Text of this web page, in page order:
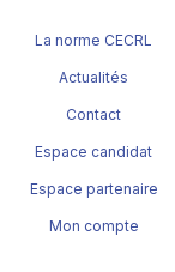
La norme CECRL
Actualités
Contact
Espace candidat
Espace partenaire
Mon compte